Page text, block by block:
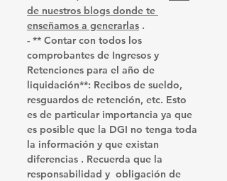
de nuestros blogs donde te
enseñamos a generarlas .
- ** Contar con todos los
comprobantes de Ingresos y
Retenciones para el año de
liquidación**: Recibos de sueldo,
resguardos de retención, etc. Esto
es de particular importancia ya que
es posible que la DGI no tenga toda
la información y que existan
diferencias . Recuerda que la
responsabilidad y  obligación de